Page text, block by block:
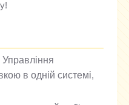
Управління
в одній системі,